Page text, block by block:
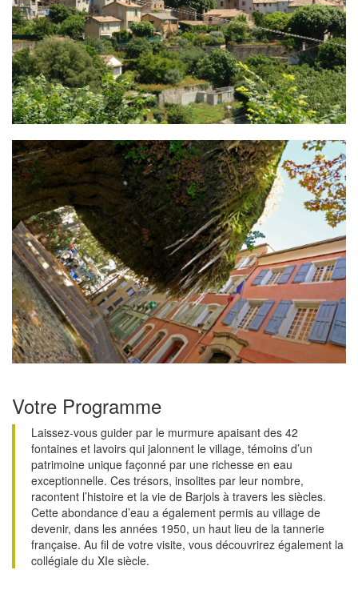
Votre Programme
Laissez-vous guider par le murmure apaisant des 42
fontaines et lavoirs qui jalonnent le village, témoins d’un
patrimoine unique façonné par une richesse en eau
exceptionnelle. Ces trésors, insolites par leur nombre,
racontent l’histoire et la vie de Barjols à travers les siècles.
Cette abondance d’eau a également permis au village de
devenir, dans les années 1950, un haut lieu de la tannerie
française. Au fil de votre visite, vous découvrirez également la
collégiale du XIe siècle.